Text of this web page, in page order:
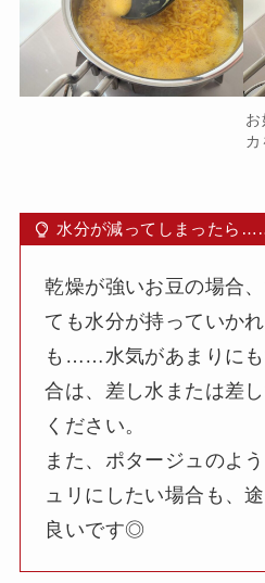
お
カ
水分が減ってしまったら
乾燥が強いお豆の場合
ても水分が持っていか
も……水気があまりに
合は、差し水または差
ください。
また、ポタージュのよ
ュリにしたい場合も、
良いです◎